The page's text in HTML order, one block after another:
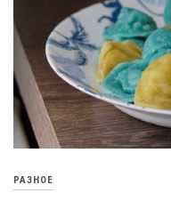
РАЗНОЕ